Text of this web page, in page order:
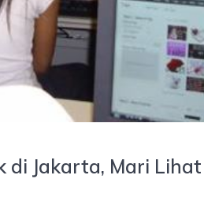
di Jakarta, Mari Lihat